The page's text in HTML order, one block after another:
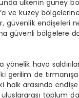
ülkenin güney
ve kuzey
güvenlik endişeleri
güvenli bölgelere
yönelik hava
gerilim de
halk arasında
toplum